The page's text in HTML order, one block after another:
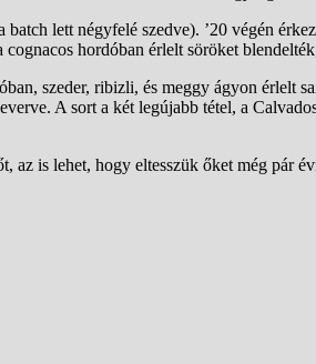
lett négyfelé szedve). ’20 végén
cognacos hordóban érlelt söröket
szeder, ribizli, és meggy ágyon érlelt
A sort a két legújabb tétel, a
az is lehet, hogy eltesszük őket még pár